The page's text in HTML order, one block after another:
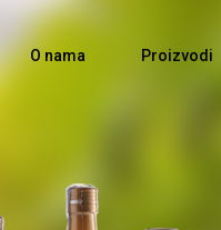
O nama Proizvodi